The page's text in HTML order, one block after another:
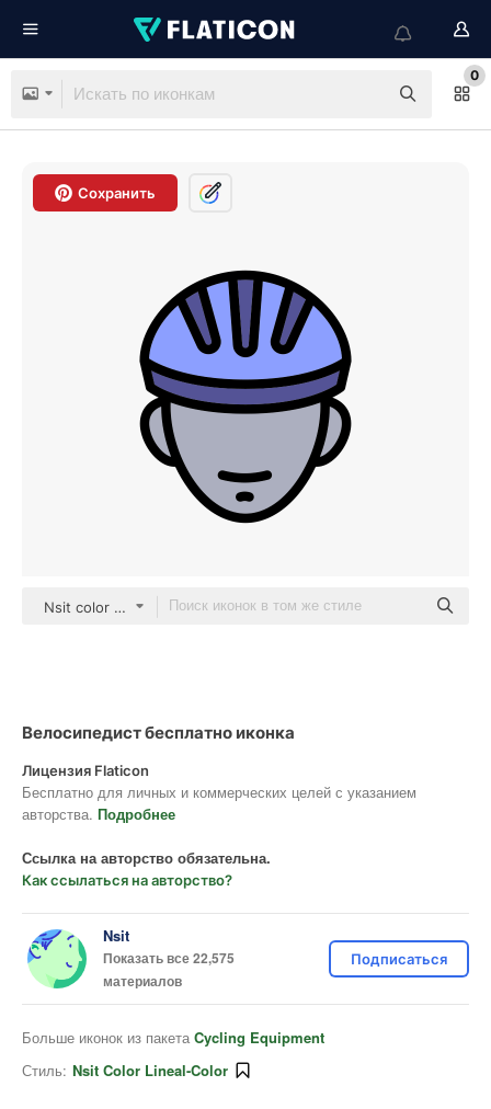
0
Сохранить
Nsit color lineal-color
Велосипедист бесплатно иконка
Лицензия Flaticon
Бесплатно для личных и коммерческих целей с указанием
авторства. Подробнее
Ссылка на авторство обязательна.
Как ссылаться на авторство?
Nsit
Показать все 22,575
материалов
Подписаться
Больше иконок из пакета Cycling Equipment
Стиль: Nsit Color Lineal-Color